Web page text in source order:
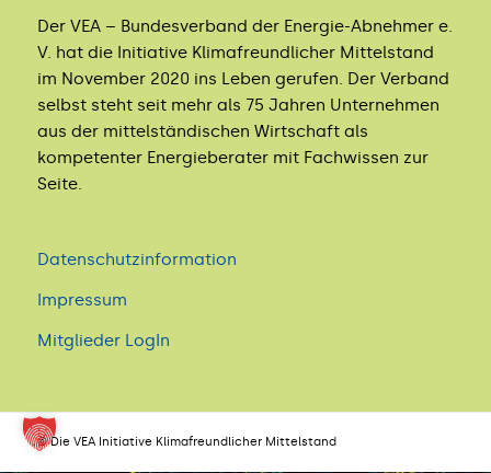
Der VEA – Bundesverband der Energie-Abnehmer e.
V. hat die Initiative Klimafreundlicher Mittelstand
im November 2020 ins Leben gerufen. Der Verband
selbst steht seit mehr als 75 Jahren Unternehmen
aus der mittelständischen Wirtschaft als
kompetenter Energieberater mit Fachwissen zur
Seite.
Datenschutzinformation
Impressum
Mitglieder LogIn
© Die VEA Initiative Klimafreundlicher Mittelstand